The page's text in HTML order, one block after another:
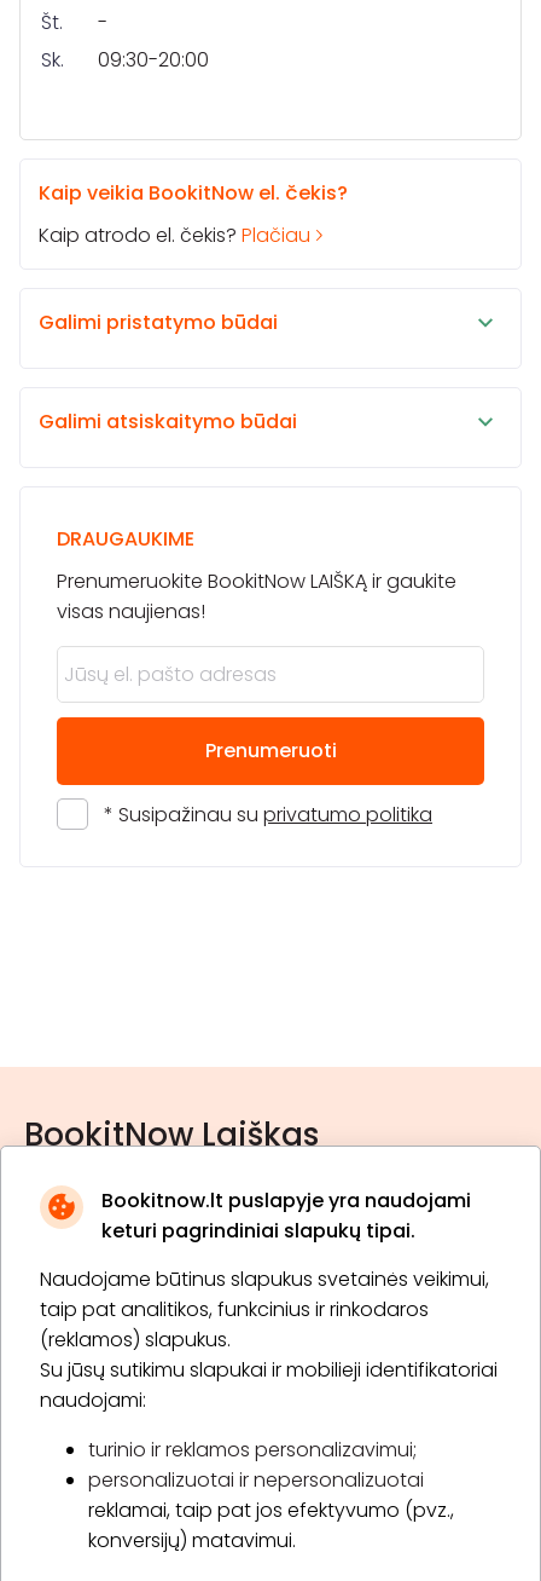
Bookitnow.lt puslapyje yra naudojami
keturi pagrindiniai slapukų tipai.
Naudojame būtinus slapukus svetainės veikimui,
taip pat analitikos, funkcinius ir rinkodaros
(reklamos) slapukus.
Su jūsų sutikimu slapukai ir mobilieji identifikatoriai
naudojami:
turinio ir reklamos personalizavimui;
personalizuotai ir nepersonalizuotai
reklamai, taip pat jos efektyvumo (pvz.,
konversijų) matavimui.
Št.
-
Sk.
09:30-20:00
Kaip veikia BookitNow el. čekis?
Kaip atrodo el. čekis? Plačiau
Galimi pristatymo būdai
Galimi atsiskaitymo būdai
DRAUGAUKIME
Prenumeruokite BookitNow LAIŠKĄ ir gaukite
visas naujienas!
Prenumeruoti
* Susipažinau su privatumo politika
BookitNow Laiškas
* Susipažinau su privatumo politika
Prenumeruoti
Apie „BookitNow“
Informacija